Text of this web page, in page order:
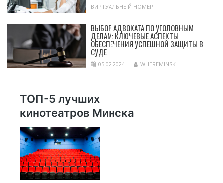
ВИРТУАЛЬНЫЙ НОМЕР
ВЫБОР АДВОКАТА ПО УГОЛОВНЫМ
ДЕЛАМ: КЛЮЧЕВЫЕ АСПЕКТЫ
ОБЕСПЕЧЕНИЯ УСПЕШНОЙ ЗАЩИТЫ В
СУДЕ
05.02.2024 WHEREMINSK